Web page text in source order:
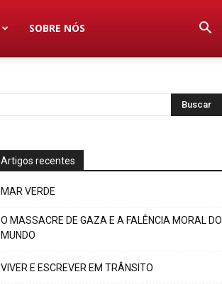
SOBRE NÓS
Artigos recentes
MAR VERDE
O MASSACRE DE GAZA E A FALÊNCIA MORAL DO
MUNDO
VIVER E ESCREVER EM TRÂNSITO